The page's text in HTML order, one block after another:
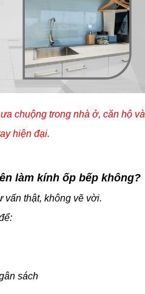
chuộng trong nhà ở, căn hộ và
hiện đại.
làm kính ốp bếp không?
vấn thật, không vẽ vời.
sách